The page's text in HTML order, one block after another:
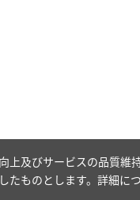
上及びサービスの品質
たものとします。詳細